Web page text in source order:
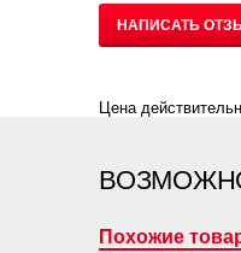
НАПИСАТЬ
Цена
Похожие